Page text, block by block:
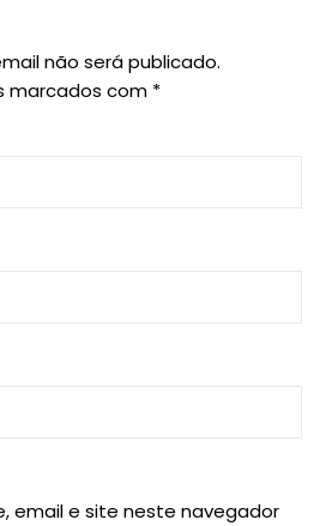
não será publicado.
marcados com *
email e site neste navegador